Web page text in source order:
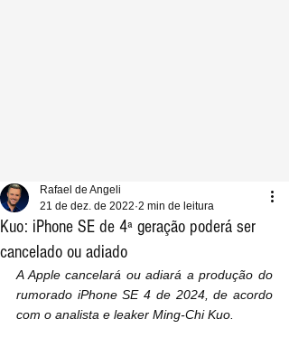
Kuo: iPhone SE de 4ª geração poderá ser
cancelado ou adiado
Rafael de Angeli
21 de dez. de 2022 2 min de leitura
A Apple cancelará ou adiará a produção do
rumorado iPhone SE 4 de 2024, de acordo
com o analista e leaker Ming-Chi Kuo.